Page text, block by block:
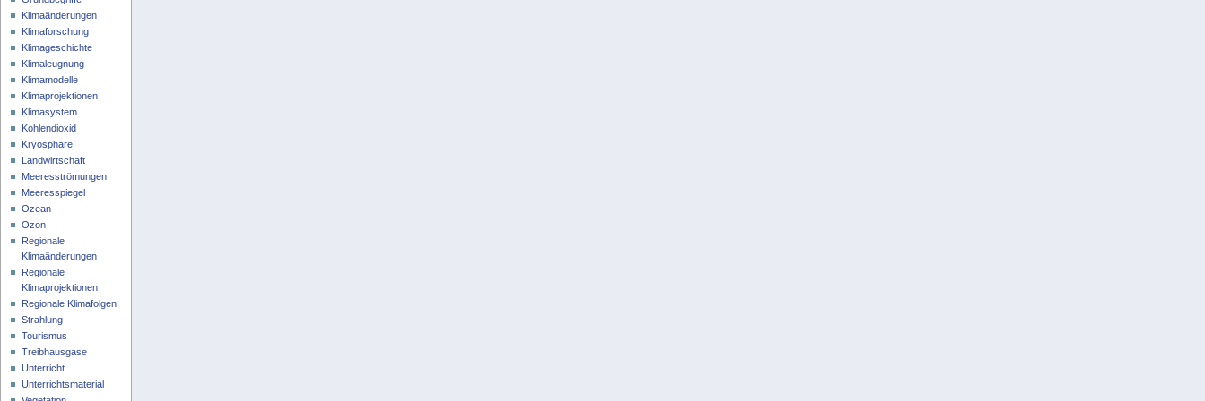
Klimaänderungen
Klimaforschung
Klimageschichte
Klimaleugnung
Klimamodelle
Klimaprojektionen
Klimasystem
Kohlendioxid
Kryosphäre
Landwirtschaft
Meeresströmungen
Meeresspiegel
Ozean
Ozon
Regionale
Klimaänderungen
Regionale
Klimaprojektionen
Regionale Klimafolgen
Strahlung
Tourismus
Treibhausgase
Unterricht
Unterrichtsmaterial